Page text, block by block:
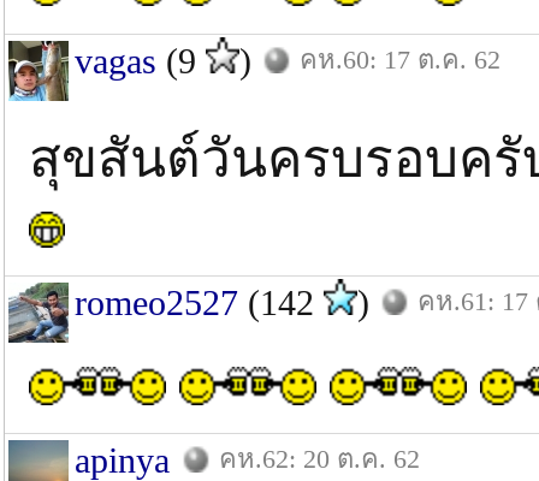
vagas (9 ) คห.60: 17 ต.ค. 62
สุขสันต์วันครบรอบครั
romeo2527 (142 ) คห.61: 17
apinya คห.62: 20 ต.ค. 62